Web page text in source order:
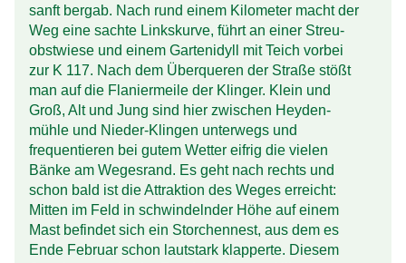
sanft bergab. Nach rund einem Kilometer macht der
Weg eine sachte Links­kurve, führt an einer Streu­
obst­wiese und einem Garten­idyll mit Teich vorbei
zur K 117. Nach dem Über­queren der Straße stößt
man auf die Flanier­meile der Klinger. Klein und
Groß, Alt und Jung sind hier zwischen Heyden­
mühle und Nieder-Klingen unter­wegs und
frequentieren bei gutem Wetter eifrig die vielen
Bänke am Weges­rand. Es geht nach rechts und
schon bald ist die Attraktion des Weges erreicht:
Mitten im Feld in schwindelnder Höhe auf einem
Mast befindet sich ein Storchen­nest, aus dem es
Ende Februar schon laut­stark klapperte. Diesem